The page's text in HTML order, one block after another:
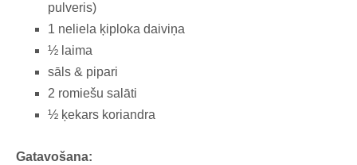
pulveris)
1 neliela ķiploka daiviņa
½ laima
sāls & pipari
2 romiešu salāti
½ ķekars koriandra
Gatavošana: